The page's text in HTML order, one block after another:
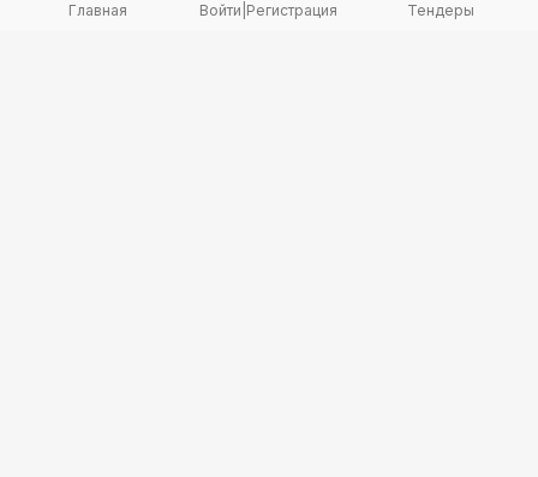
Главная Войти Регистрация Тендеры